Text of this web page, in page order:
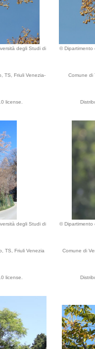
degli Studi di
TS, Friuli Venezia-
license.
© Dipartimento
Comune di
degli Studi di
TS, Friuli Venezia
license.
© Dipartimento
Comune di